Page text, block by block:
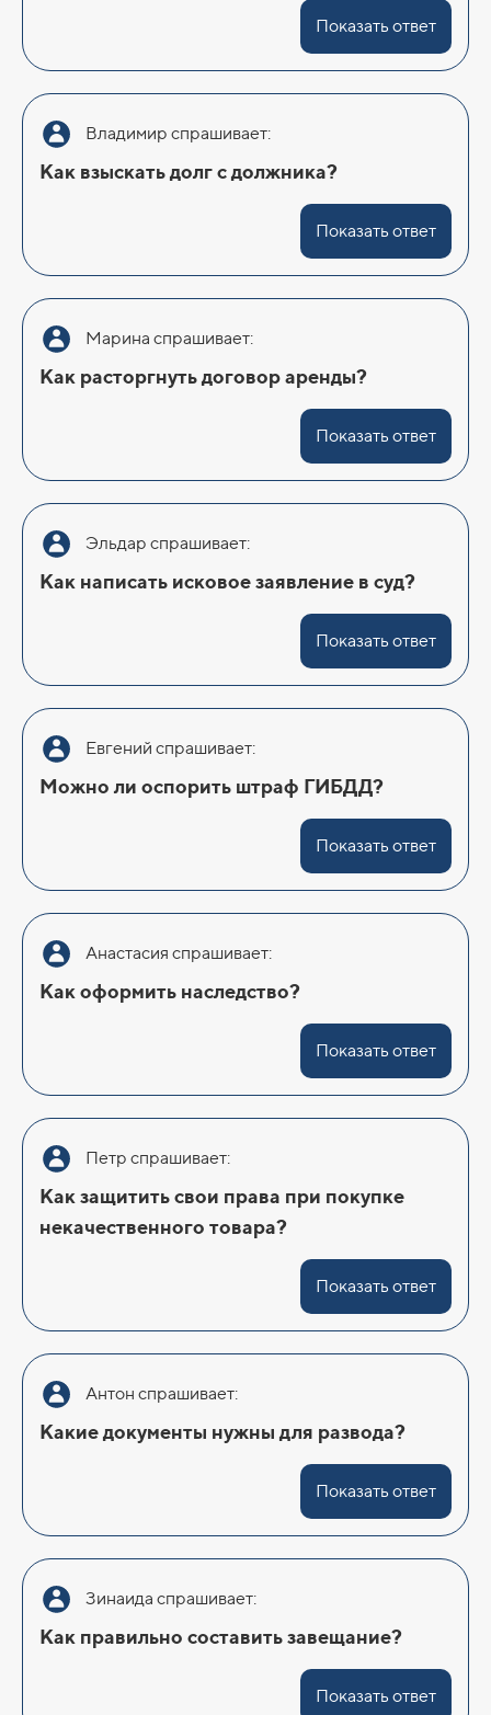
Показать ответ
Владимир спрашивает:
Как взыскать долг с должника?
Показать ответ
Марина спрашивает:
Как расторгнуть договор аренды?
Показать ответ
Эльдар спрашивает:
Как написать исковое заявление в суд?
Показать ответ
Евгений спрашивает:
Можно ли оспорить штраф ГИБДД?
Показать ответ
Анастасия спрашивает:
Как оформить наследство?
Показать ответ
Петр спрашивает:
Как защитить свои права при покупке
некачественного товара?
Показать ответ
Антон спрашивает:
Какие документы нужны для развода?
Показать ответ
Зинаида спрашивает:
Как правильно составить завещание?
Показать ответ